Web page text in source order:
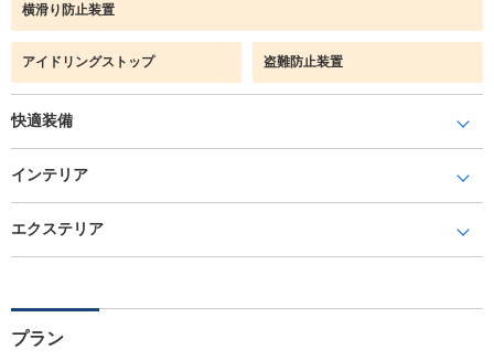
横滑り防止装置
アイドリングストップ 盗難防止装置
快適装備
インテリア
エクステリア
プラン